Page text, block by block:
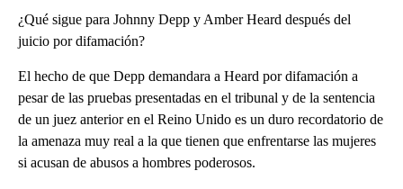
¿Qué sigue para Johnny Depp y Amber Heard después del
juicio por difamación?
El hecho de que Depp demandara a Heard por difamación a
pesar de las pruebas presentadas en el tribunal y de la sentencia
de un juez anterior en el Reino Unido es un duro recordatorio de
la amenaza muy real a la que tienen que enfrentarse las mujeres
si acusan de abusos a hombres poderosos.